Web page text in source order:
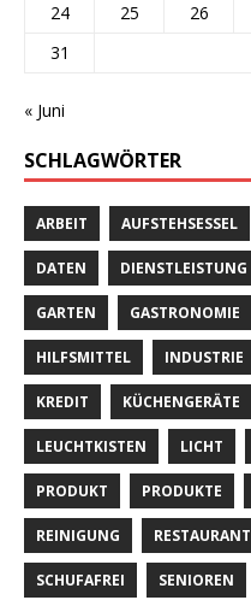
24
25 26
31
« Juni
SCHLAGWÖRTER
ARBEIT AUFSTEHSESSEL
DATEN DIENSTLEISTUNG
GARTEN GASTRONOMIE
HILFSMITTEL INDUSTRIE
KREDIT KÜCHENGERÄTE
LEUCHTKISTEN LICHT
PRODUKT PRODUKTE
REINIGUNG RESTAURANT
SCHUFAFREI SENIOREN